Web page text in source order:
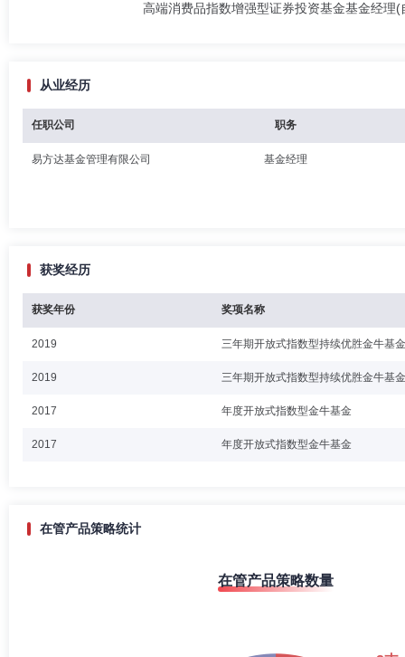
高端消费品指数增强型证券投资基金基金经理
从业经历
任职公司 职务
易方达基金管理有限公司 基金经理
获奖经历
获奖年份 奖项名称
2019 三年期开放式指数型持续优胜金牛基金
2019 三年期开放式指数型持续优胜金牛基金
2017 年度开放式指数型金牛基金
2017 年度开放式指数型金牛基金
在管产品策略统计
在管产品策略数量